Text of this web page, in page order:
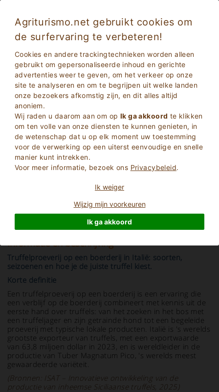
Agriturismo.net gebruikt cookies om
de surfervaring te verbeteren!
Cookies en andere trackingtechnieken worden alleen
gebruikt om gepersonaliseerde inhoud en gerichte
advertenties weer te geven, om het verkeer op onze
site te analyseren en om te begrijpen uit welke landen
onze bezoekers afkomstig zijn, en dit alles altijd
anoniem.
Wij raden u daarom aan om op Ik ga akkoord te klikken
om ten volle van onze diensten te kunnen genieten, in
de wetenschap dat u op elk moment uw toestemming
voor de verwerking op een uiterst eenvoudige en snelle
manier kunt intrekken.
Voor meer informatie, bezoek ons Privacybeleid.
Ik weiger
Wijzig mijn voorkeuren
Ik ga akkoord
Truffelproeverij op de boerderij
2Volwassenen
0Kinderen ZOEKEN
Informatie en beschrijving
Truffelproeverij op een boerderij in Italië: soorten,
seizoenen en hoe je de juiste truffel kiest.
Korte definitie
Een truffelproeverij op een boerderij is een ervaring die
een verblijf op de boerderij combineert met kennis uit de
eerste hand over truffels: van het zoeken in het bos met
een truffeljager en zijn getrainde hond tot een begeleide
proeverij met typische lokale producten. Italië is 's werelds
grootste exporteur van truffels, met een exportwaarde
van 63,8 miljoen dollar in 2023, en is wereldleider in de
productie van Tuber Magnatum Pico, 's werelds meest
gewaardeerde variëteit.
(Bronnen: ISAT – Innovatieve ontwikkeling van de
productie van inheemse Siciliaanse truffels, 2025)